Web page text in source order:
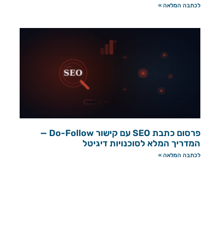
לכתבה המלאה »
פרסום כתבת SEO עם קישור Do-Follow —
המדריך המלא לסוכנויות דיגיטל
לכתבה המלאה »